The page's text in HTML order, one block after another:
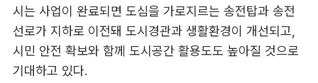
시는 사업이 완료되면 도심을 가로지르는 송전탑과 송전
선로가 지하로 이전돼 도시경관과 생활환경이 개선되고,
시민 안전 확보와 함께 도시공간 활용도도 높아질 것으로
기대하고 있다.